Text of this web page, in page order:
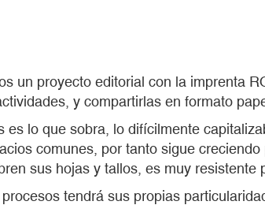
un proyecto editorial con la imprenta
y compartirlas en formato
es lo que sobra, lo difícilmente
comunes, por tanto sigue
sus hojas y tallos, es muy
tendrá sus propias